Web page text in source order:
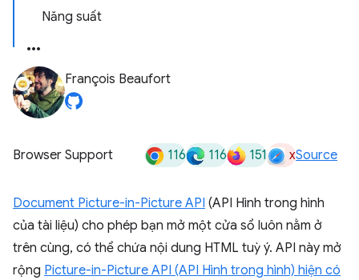
Năng suất
François Beaufort
Browser Support 116 116 151 xSource
Document Picture-in-Picture API (API Hình trong hình
của tài liệu) cho phép bạn mở một cửa sổ luôn nằm ở
trên cùng, có thể chứa nội dung HTML tuỳ ý. API này mở
rộng Picture-in-Picture API (API Hình trong hình) hiện có